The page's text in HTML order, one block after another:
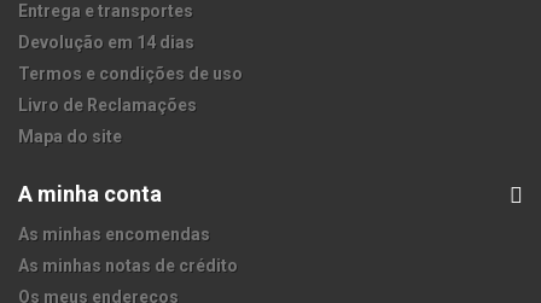
Entrega e transportes
Devolução em 14 dias
Termos e condições de uso
Livro de Reclamações
Mapa do site
A minha conta
As minhas encomendas
As minhas notas de crédito
Os meus endereços